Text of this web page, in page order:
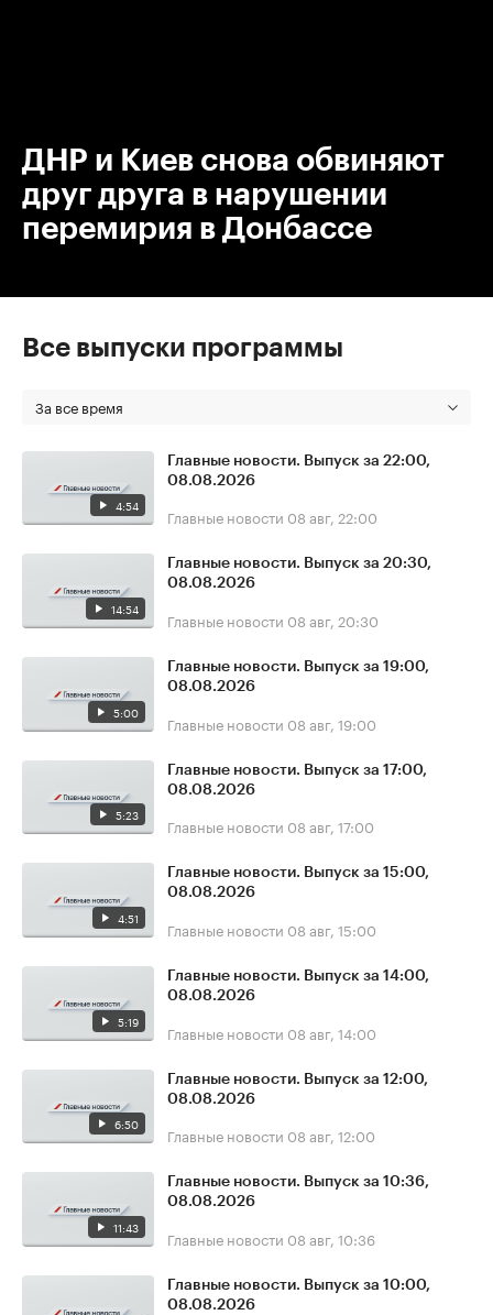
ДНР и Киев снова обвиняют
друг друга в нарушении
перемирия в Донбассе
Все выпуски программы
За все время
4:54
Главные новости. Выпуск за 22:00,
08.08.2026
Главные новости 08 авг, 22:00
14:54
Главные новости. Выпуск за 20:30,
08.08.2026
Главные новости 08 авг, 20:30
5:00
Главные новости. Выпуск за 19:00,
08.08.2026
Главные новости 08 авг, 19:00
5:23
Главные новости. Выпуск за 17:00,
08.08.2026
Главные новости 08 авг, 17:00
4:51
Главные новости. Выпуск за 15:00,
08.08.2026
Главные новости 08 авг, 15:00
5:19
Главные новости. Выпуск за 14:00,
08.08.2026
Главные новости 08 авг, 14:00
6:50
Главные новости. Выпуск за 12:00,
08.08.2026
Главные новости 08 авг, 12:00
11:43
Главные новости. Выпуск за 10:36,
08.08.2026
Главные новости 08 авг, 10:36
Главные новости. Выпуск за 10:00,
08.08.2026